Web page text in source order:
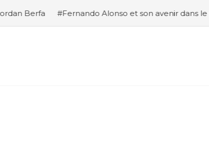
Alonso et son avenir dans le sport automobile